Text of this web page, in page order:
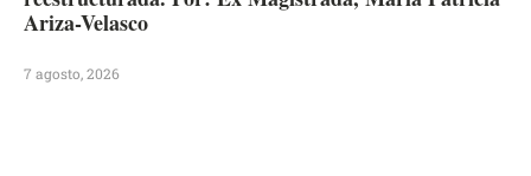
Ariza-Velasco
7 agosto, 2026